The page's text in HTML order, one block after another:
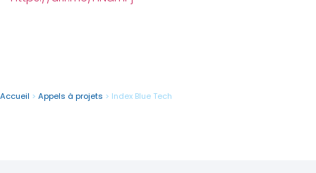
Accueil > Appels à projets > Index Blue Tech